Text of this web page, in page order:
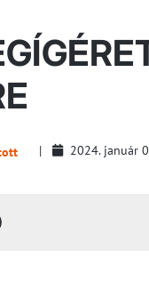
2024. január